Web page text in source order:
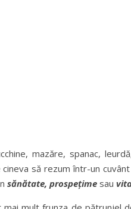
mazăre, spanac,
să rezum într-un
sănătate, prospețime sau